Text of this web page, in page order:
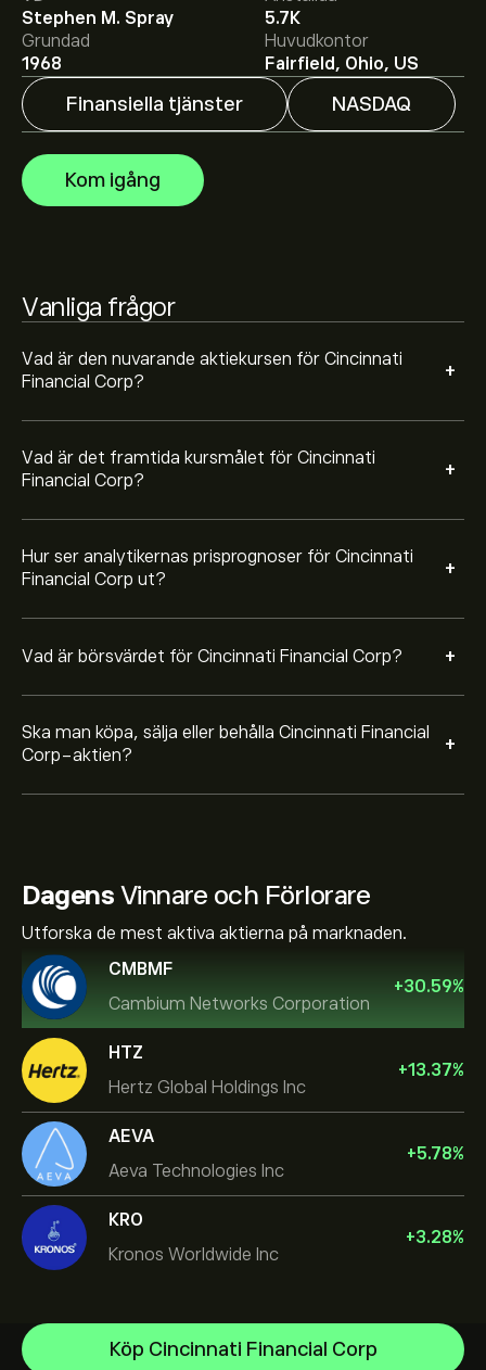
Stephen M. Spray
5.7K
Grundad
1968
Huvudkontor
Fairfield, Ohio, US
Finansiella tjänster NASDAQ
Kom igång
Vanliga frågor
Vad är den nuvarande aktiekursen för Cincinnati
Financial Corp?
+
Vad är det framtida kursmålet för Cincinnati
Financial Corp?
+
Det genomsnittliga kursmålet för Cincinnati Financial
Corp är 177.34‎$‎.
Registrera dighos eToro för att få
detaljerade prisprognoser och kursmål från
framstående aktieanalytiker.
Hur ser analytikernas prisprognoser för Cincinnati
Financial Corp ut?
+
Aktieanalytiker erbjuder prisprognoser för Cincinnati
Financial Corp baserat på marknadstrender, finansiella
rapporter och förväntad tillväxt. Se den senaste
prognosen för framtida prisrörelser.
Vad är börsvärdet för Cincinnati Financial Corp? +
Börsvärdet för Cincinnati Financial Corp är 27.48B‎$‎
Ska man köpa, sälja eller behålla Cincinnati Financial
Corp-aktien?
+
Baserat på rekommendationer från 5 analytiker för
CINF de senaste 3 månaderna är den övergripande
Dagens Vinnare och Förlorare
Utforska de mest aktiva aktierna på marknaden.
CMBMF
Cambium Networks Corporation
+30.59%
HTZ
Hertz Global Holdings Inc
+13.37%
AEVA
Aeva Technologies Inc
+5.78%
KRO
Kronos Worldwide Inc
+3.28%
Köp Cincinnati Financial Corp
NVIDIA Corporation